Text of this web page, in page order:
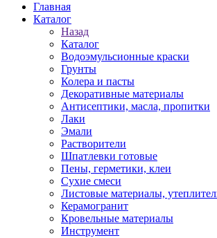
Главная
Каталог
Назад
Каталог
Водоэмульсионные краски
Грунты
Колера и пасты
Декоративные материалы
Антисептики, масла, пропитки
Лаки
Эмали
Растворители
Шпатлевки готовые
Пены, герметики, клеи
Сухие смеси
Листовые материалы,
Керамогранит
Кровельные материалы
Инструмент